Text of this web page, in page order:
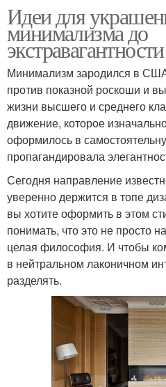
Идеи для
минимализма до
экстравагантности
Минимализм зародился в
против показной роскоши и
жизни высшего и среднего
движение, которое
оформилось в
пропагандировала
Сегодня направление
уверенно держится в топе
вы хотите оформить в этом
понимать, что это не просто
целая философия. И чтобы
в нейтральном лаконичном
разделять.